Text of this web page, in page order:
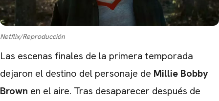
Netflix/Reproducción
Las escenas finales de la primera temporada
dejaron el destino del personaje de Millie Bobby
Brown en el aire. Tras desaparecer después de